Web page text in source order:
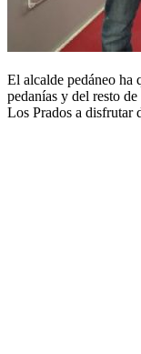
El alcalde pedáneo ha
pedanías y del resto
Los Prados a disfrutar